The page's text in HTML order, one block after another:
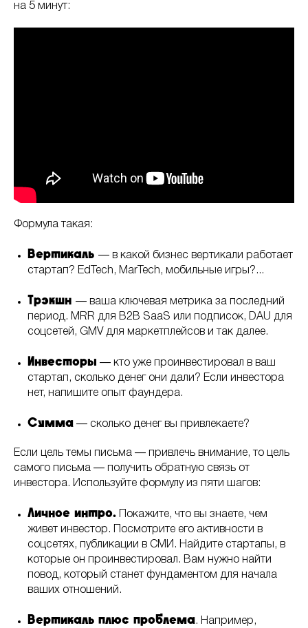
на 5 минут:
Формула такая:
Вертикаль ― в какой бизнес вертикали работает
стартап? EdTech, MarTech, мобильные игры?...
Трэкшн ― ваша ключевая метрика за последний
период. MRR для B2B SaaS или подписок, DAU для
соцсетей, GMV для маркетплейсов и так далее.
Инвесторы ― кто уже проинвестировал в ваш
стартап, сколько денег они дали? Если инвестора
нет, напишите опыт фаундера.
Сумма ― сколько денег вы привлекаете?
Если цель темы письма ― привлечь внимание, то цель
самого письма ― получить обратную связь от
инвестора. Используйте формулу из пяти шагов:
Личное интро. Покажите, что вы знаете, чем
живет инвестор. Посмотрите его активности в
соцсетях, публикации в СМИ. Найдите стартапы, в
которые он проинвестировал. Вам нужно найти
повод, который станет фундаментом для начала
ваших отношений.
Вертикаль плюс проблема. Например,